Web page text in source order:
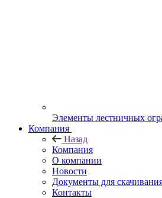
Элементы лестничных
Компания
Назад
Компания
О компании
Новости
Документы для
Контакты